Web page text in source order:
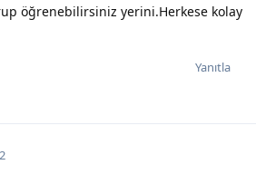
öğrenebilirsiniz yerini.Herkese kolay
Yanıtla